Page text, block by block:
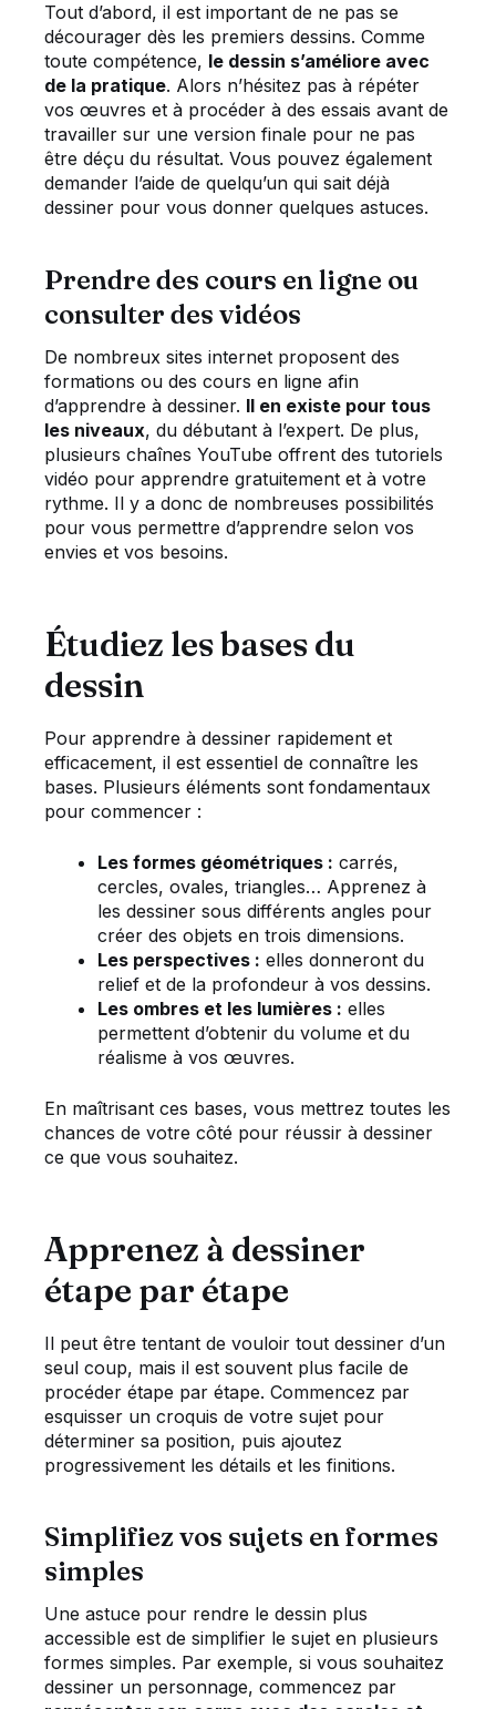
Tout d’abord, il est important de ne pas se
décourager dès les premiers dessins. Comme
toute compétence, le dessin s’améliore avec
de la pratique. Alors n’hésitez pas à répéter
vos œuvres et à procéder à des essais avant de
travailler sur une version finale pour ne pas
être déçu du résultat. Vous pouvez également
demander l’aide de quelqu’un qui sait déjà
dessiner pour vous donner quelques astuces.
Prendre des cours en ligne ou
consulter des vidéos
De nombreux sites internet proposent des
formations ou des cours en ligne afin
d’apprendre à dessiner. Il en existe pour tous
les niveaux, du débutant à l’expert. De plus,
plusieurs chaînes YouTube offrent des tutoriels
vidéo pour apprendre gratuitement et à votre
rythme. Il y a donc de nombreuses possibilités
pour vous permettre d’apprendre selon vos
envies et vos besoins.
Étudiez les bases du
dessin
Pour apprendre à dessiner rapidement et
efficacement, il est essentiel de connaître les
bases. Plusieurs éléments sont fondamentaux
pour commencer :
Les formes géométriques : carrés,
cercles, ovales, triangles… Apprenez à
les dessiner sous différents angles pour
créer des objets en trois dimensions.
Les perspectives : elles donneront du
relief et de la profondeur à vos dessins.
Les ombres et les lumières : elles
permettent d’obtenir du volume et du
réalisme à vos œuvres.
En maîtrisant ces bases, vous mettrez toutes les
chances de votre côté pour réussir à dessiner
ce que vous souhaitez.
Apprenez à dessiner
étape par étape
Il peut être tentant de vouloir tout dessiner d’un
seul coup, mais il est souvent plus facile de
procéder étape par étape. Commencez par
esquisser un croquis de votre sujet pour
déterminer sa position, puis ajoutez
progressivement les détails et les finitions.
Simplifiez vos sujets en formes
simples
Une astuce pour rendre le dessin plus
accessible est de simplifier le sujet en plusieurs
formes simples. Par exemple, si vous souhaitez
dessiner un personnage, commencez par